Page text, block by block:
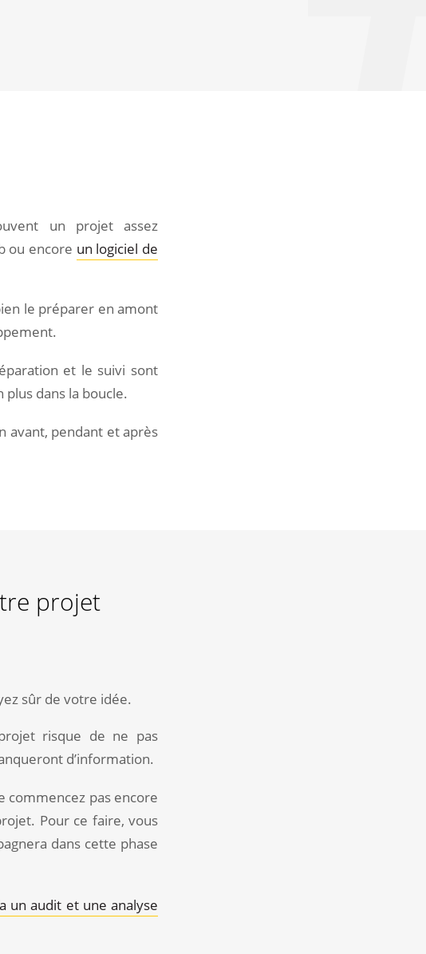
un projet assez
ou encore un logiciel de
le préparer en amont
et le suivi sont
plus dans la boucle.
avant, pendant et après
projet
sûr de votre idée.
risque de ne pas
d’information.
commencez pas encore
Pour ce faire, vous
dans cette phase
un audit et une analyse